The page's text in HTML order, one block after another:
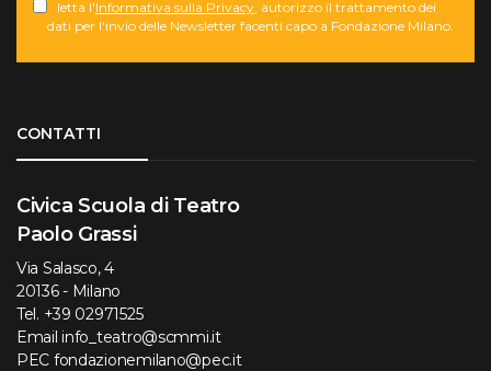
letta l'Informativa sulla Privacy, autorizzo il trattamento dei
dati per l'invio delle Newsletter facenti capo a Fondazione Milano.
CONTATTI
Civica Scuola di Teatro
Paolo Grassi
Via Salasco, 4
20136 - Milano
Tel. +39 02971525
Email info_teatro@scmmi.it
PEC fondazionemilano@pec.it